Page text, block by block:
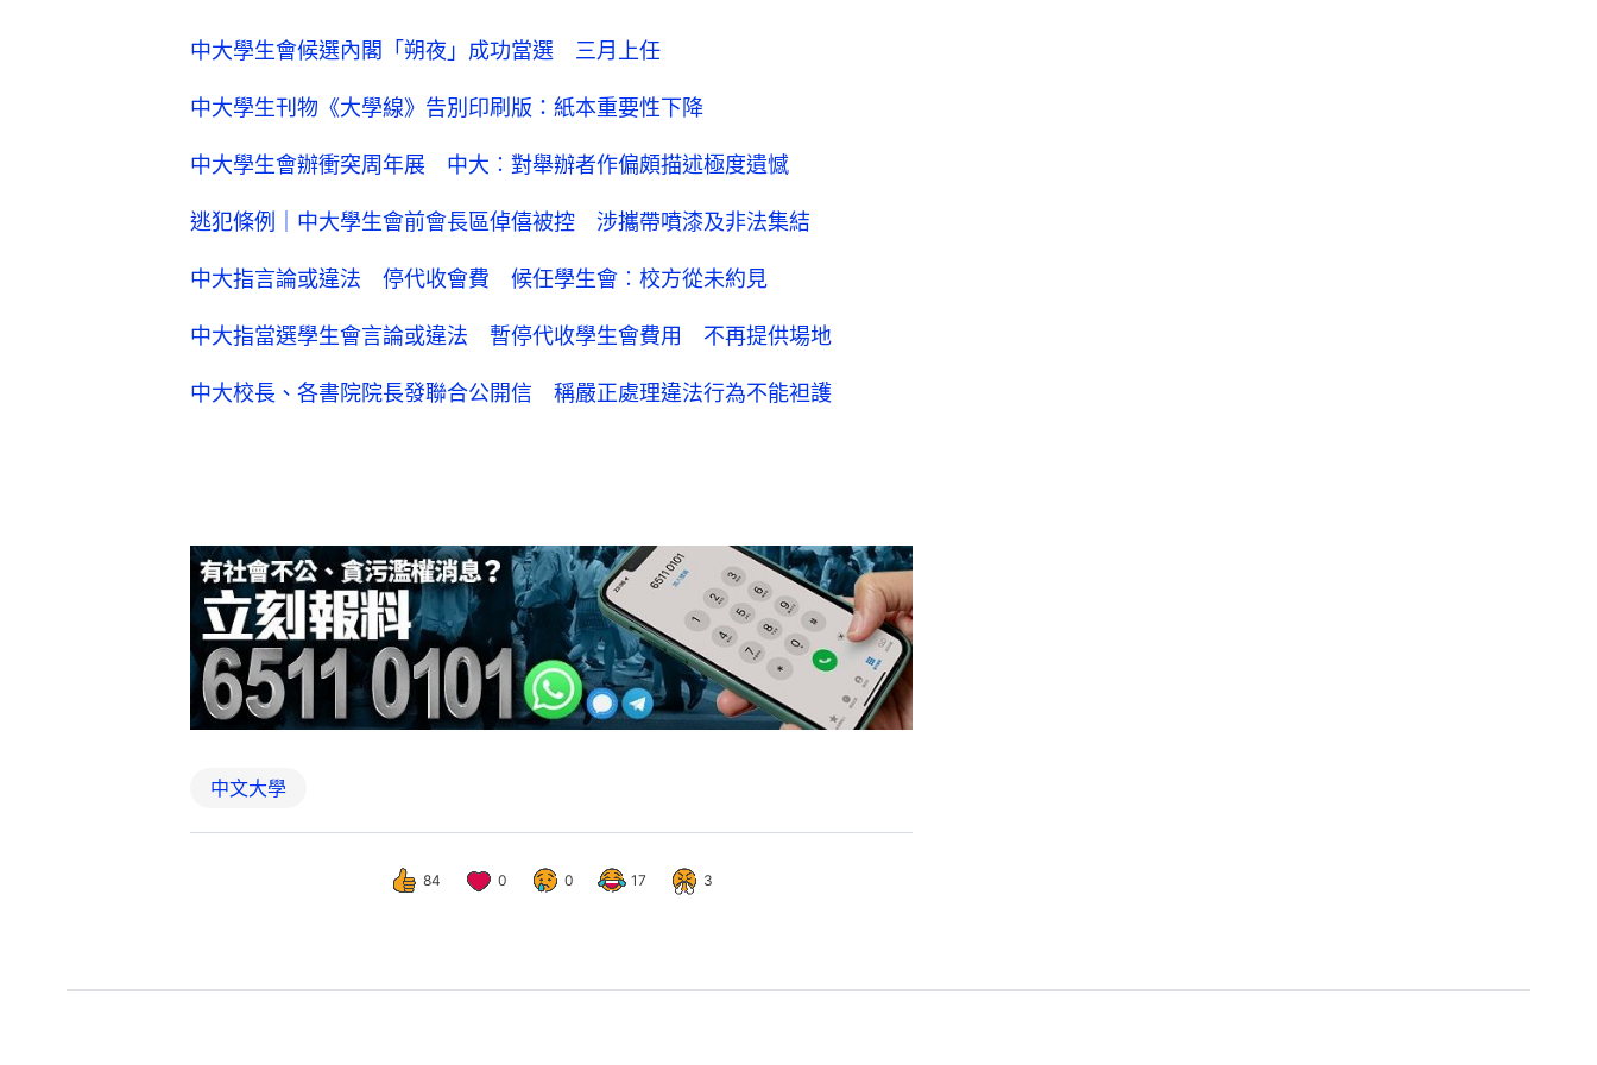
中大學生會候選內閣「朔夜」成功當選 三月上任
中大學生刊物《大學線》告別印刷版：紙本重要性下降
中大學生會辦衝突周年展 中大︰對舉辦者作偏頗描述極度遺憾
逃犯條例｜中大學生會前會長區倬僖被控 涉攜帶噴漆及非法集結
中大指言論或違法 停代收會費 候任學生會︰校方從未約見
中大指當選學生會言論或違法 暫停代收學生會費用 不再提供場地
中大校長、各書院院長發聯合公開信 稱嚴正處理違法行為不能袒護
中文大學
84 0 0 17 3